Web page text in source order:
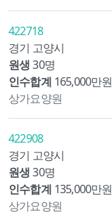
422718
경기 고양시
원생 30명
인수합계 165,000만원
상가요양원
422908
경기 고양시
원생 30명
인수합계 135,000만원
상가요양원